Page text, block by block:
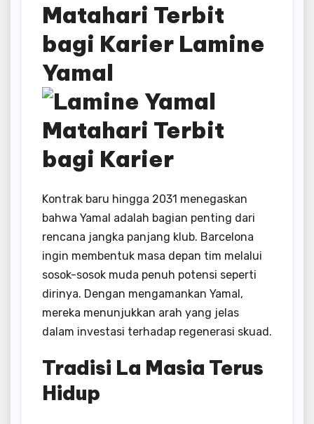
Matahari Terbit
bagi Karier Lamine
Yamal
Kontrak baru hingga 2031 menegaskan
bahwa Yamal adalah bagian penting dari
rencana jangka panjang klub. Barcelona
ingin membentuk masa depan tim melalui
sosok-sosok muda penuh potensi seperti
dirinya. Dengan mengamankan Yamal,
mereka menunjukkan arah yang jelas
dalam investasi terhadap regenerasi skuad.
Tradisi La Masia Terus
Hidup